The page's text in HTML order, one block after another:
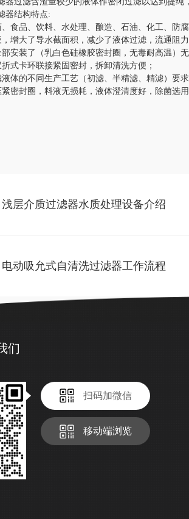
器结构特点:
食品、饮料、水处理、酿造、石油、化工、防
增大了导水截面积，减少了液体过滤，流通阻
安装了（乳白色硅橡胶密封圈，无毒耐高温）
式卡环联接紧固密封，拆卸清洗方便；
体的不同生产工艺（初滤、半精滤、精滤）要
密封圈，料液无损耗，液体澄清度好，除菌选
浅层介质过滤器水质处理设备介绍
电动吸允式自清洗过滤器工作流程
们
扫码加微信
移动端浏览